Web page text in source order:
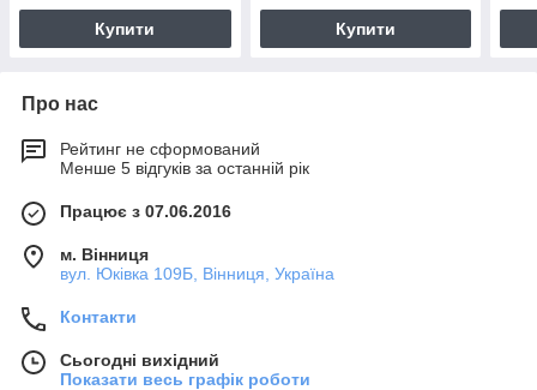
Купити Купити
Про нас
Рейтинг не сформований
Менше 5 відгуків за останній рік
Працює з 07.06.2016
м. Вінниця
вул. Юківка 109Б, Вінниця, Україна
Контакти
Сьогодні вихідний
Показати весь графік роботи